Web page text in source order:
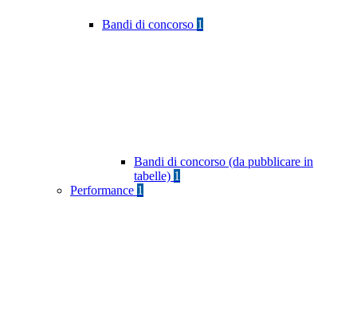
Bandi di concorso 1
Bandi di concorso (da pubblicare in
tabelle) 1
Performance 1